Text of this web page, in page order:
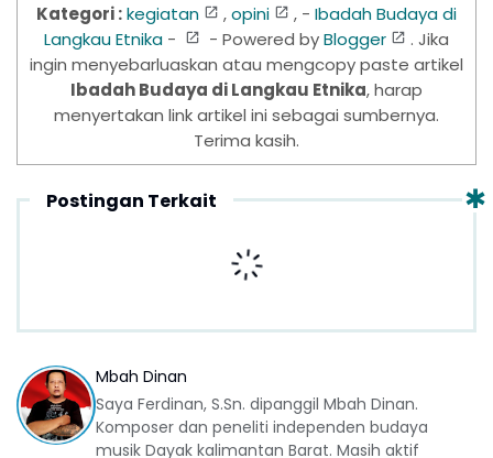
Kategori :kegiatan ,opini , - Ibadah Budaya di
Langkau Etnika - - Powered byBlogger
. Jika
ingin menyebarluaskan atau mengcopy paste artikel
Ibadah Budaya di Langkau Etnika, harap
menyertakan link artikel ini sebagai sumbernya.
Terima kasih.
Postingan Terkait
Mbah Dinan
Saya Ferdinan, S.Sn. dipanggil Mbah Dinan.
Komposer dan peneliti independen budaya
musik Dayak kalimantan Barat. Masih aktif